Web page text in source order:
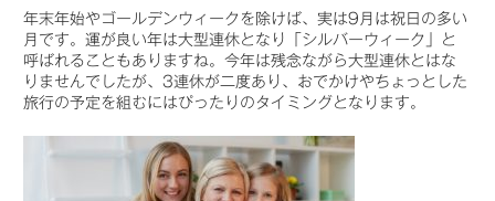
年末年始やゴールデンウィークを除けば、実は9月は祝日の多い
月です。運が良い年は大型連休となり「シルバーウィーク」と
呼ばれることもありますね。今年は残念ながら大型連休とはな
りませんでしたが、3連休が二度あり、おでかけやちょっとした
旅行の予定を組むにはぴったりのタイミングとなります。